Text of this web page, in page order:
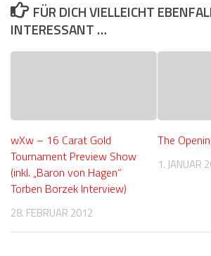
FÜR DICH VIELLEICHT
INTERESSANT …
wXw – 16 Carat Gold
Tournament Preview Show
(inkl. „Baron von Hagen“
Torben Borzek Interview)
28. FEBRUAR 2012
The
1. JANUAR